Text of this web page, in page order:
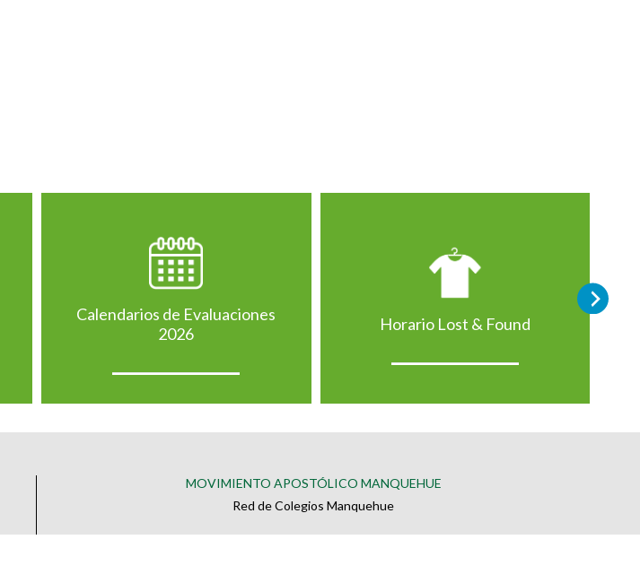
Calendarios de Evaluaciones
2026
Horario Lost & Found
MOVIMIENTO APOSTÓLICO MANQUEHUE
Red de Colegios Manquehue